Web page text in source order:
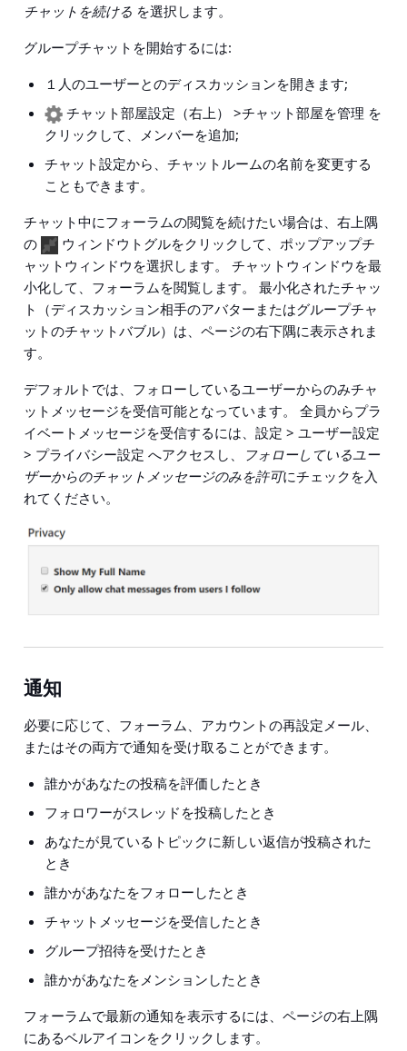
チャットを続ける を選択します。
グループチャット を開始するには:
１人のユーザーとのディスカッションを開きます;
チャット部屋設定 （右上）>チャット部屋を管理 を
クリックして、メンバーを追加;
チャット設定から、チャットルームの名前を変更する
こともできます。
チャット中にフォーラムの閲覧を続けたい場合は、右上隅
の
ウィンドウトグルをクリックして、ポップアップチ
ャットウィンドウを選択します。 チャットウィンドウを最
小化して、フォーラムを閲覧します。 最小化されたチャッ
ト（ディスカッション相手のアバターまたはグループチャ
ットのチャットバブル）は、ページの右下隅に表示されま
す。
デフォルトでは、フォローしているユーザーからのみチャ
ットメッセージを受信可能となっています。 全員からプラ
イベートメッセージを受信するには、 設定 > ユーザー設定
> プライバシー設定 へアクセスし、
フォローしているユー
ザーからのチャットメッセージのみを許可にチェックを入
れてください。
通知
必要に応じて、フォーラム、アカウントの再設定メール、
またはその両方で通知を受け取ることができます。
誰かがあなたの投稿を評価したとき
フォロワーがスレッドを投稿したとき
あなたが見ているトピックに新しい返信が投稿された
とき
誰かがあなたをフォローしたとき
チャットメッセージを受信したとき
グループ招待を受けたとき
誰かがあなたをメンションしたとき
フォーラムで最新の通知を表示するには、ページの右上隅
にあるベルアイコンをクリックします。